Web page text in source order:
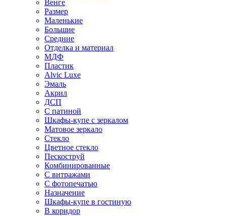
Венге
Размер
Маленькие
Большие
Средние
Отделка и материал
МДФ
Пластик
Alvic Luxe
Эмаль
Акрил
ДСП
С патиной
Шкафы-купе с зеркалом
Матовое зеркало
Стекло
Цветное стекло
Пескоструй
Комбинированные
С витражами
С фотопечатью
Назначение
Шкафы-купе в гостиную
В коридор